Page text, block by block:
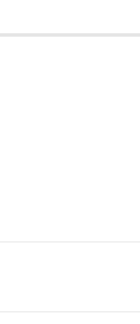
阳性乳腺癌患者设计，
乳腺癌，且需满足以
包括伴有脑转移的患